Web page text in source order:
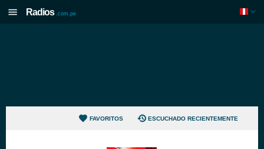
Radios .com.pe
FAVORITOS ESCUCHADO RECIENTEMENTE